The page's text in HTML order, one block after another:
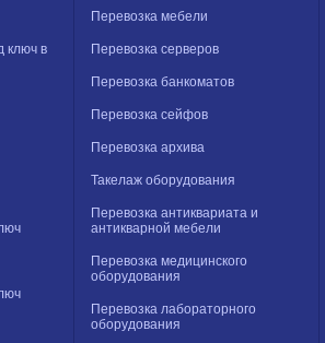
ключ в
Перевозка мебели
Перевозка серверов
Перевозка банкоматов
Перевозка сейфов
Перевозка архива
Такелаж оборудования
Перевозка антиквариата и
антикварной мебели
Перевозка медицинского
оборудования
Перевозка лабораторного
оборудования